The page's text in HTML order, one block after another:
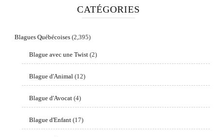
CATÉGORIES
Blagues Québécoises (2,395)
Blague avec une Twist (2)
Blague d'Animal (12)
Blague d'Avocat (4)
Blague d'Enfant (17)